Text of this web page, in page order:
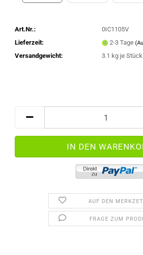
Art.Nr.:
0IC1105V
Lieferzeit:
2-3 Tage
Versandgewicht: 3.1 kg je Stück
AUF DEN
FRAGE ZUM